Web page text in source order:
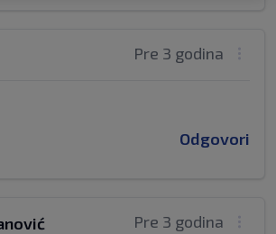
Pre 3 godina
Odgovori
Pre 3 godina